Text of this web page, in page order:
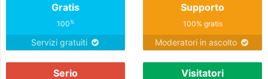
Gratis
100%
Servizi gratuiti
Supporto
100% gratis
Moderatori in ascolto
Serio Visitatori